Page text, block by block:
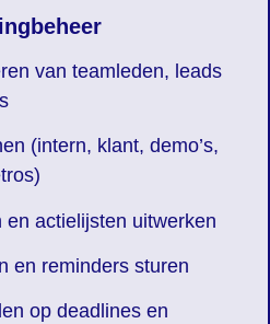
van teamleden, leads
(intern, klant, demo’s,
en actielijsten uitwerken
en reminders sturen
op deadlines en